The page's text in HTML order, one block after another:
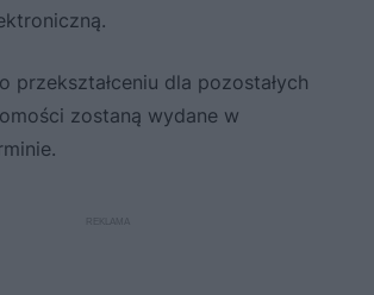
przekształceniu dla pozostałych
zostaną wydane w